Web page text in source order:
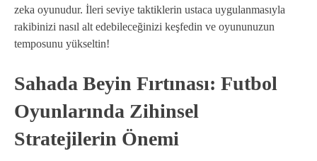
zeka oyunudur. İleri seviye taktiklerin ustaca uygulanmasıyla
rakibinizi nasıl alt edebileceğinizi keşfedin ve oyununuzun
temposunu yükseltin!
Sahada Beyin Fırtınası: Futbol
Oyunlarında Zihinsel
Stratejilerin Önemi